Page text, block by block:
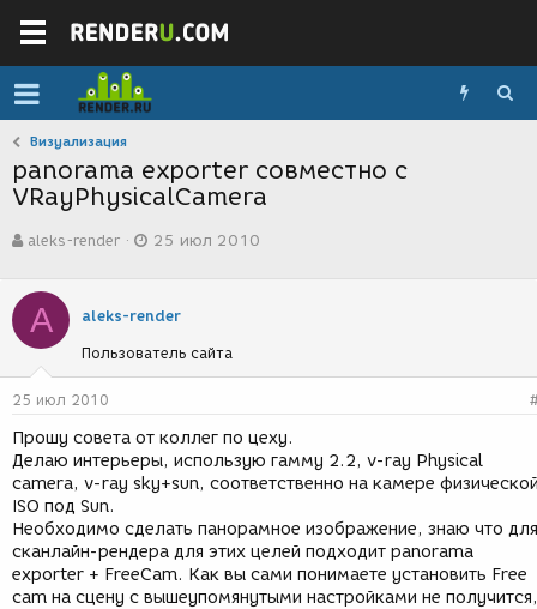
Визуализация
panorama exporter совместно с
VRayPhysicalCamera
в
о
р
т
е
м
ы
aleks-render
а
с
з
д
и
я
25 июл 2010
A aleks-render
Пользователь сайта
25 июл 2010
Прошу совета от коллег по цеху.
Делаю интерьеры, использую гамму 2.2, v-ray Physical
camera, v-ray sky+sun, соответственно на камере
ISO под Sun.
Необходимо сделать панорамное изображение, знаю что для
сканлайн-рендера для этих целей подходит panorama
exporter + FreeCam. Как вы сами понимаете установить Free
cam на сцену с вышеупомянутыми настройками не получится,